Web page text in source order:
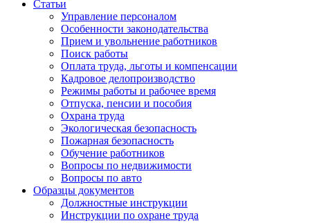
Статьи
Управление персоналом
Особенности законодательства
Прием и увольнение работников
Поиск работы
Оплата труда, льготы и компенсации
Кадровое делопроизводство
Режимы работы и рабочее время
Отпуска, пенсии и пособия
Охрана труда
Экологическая безопасность
Пожарная безопасность
Обучение работников
Вопросы по недвижимости
Вопросы по авто
Образцы документов
Должностные инструкции
Инструкции по охране труда